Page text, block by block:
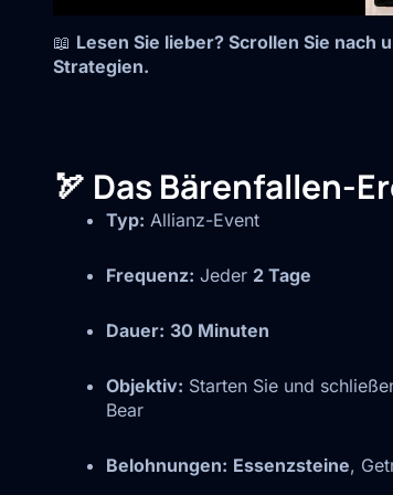
📖 Lesen Sie lieber? Scrollen Sie
Strategien.
🏹 Das Bärenfallen-
Typ: Allianz-Event
Frequenz: Jeder 2 Tage
Dauer: 30 Minuten
Objektiv: Starten Sie und
Bear
Belohnungen: Essenzsteine,